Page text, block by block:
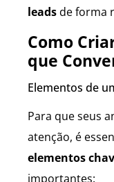
leadsde forma
Como
que
Elementos de
Para que seus
atenção, é
elementos
importantes: